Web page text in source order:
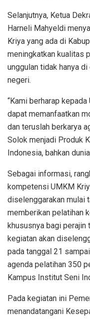
Selanjutnya, Ketua
Harneli Mahyeldi
Kriya yang ada di
meningkatkan kualitas
unggulan tidak hanya
negeri.
“Kami berharap
dapat memanfaatkan
dan teruslah berkarya
Solok menjadi Produk
Indonesia, bahkan
Sebagai informasi,
kompetensi UMKM
diselenggarakan mulai
memberikan pelatihan
khususnya bagi perajin
kegiatan akan
pada tanggal 21
agenda pelatihan 350
Kampus Institut Seni
Pada kegiatan ini
menandatangani